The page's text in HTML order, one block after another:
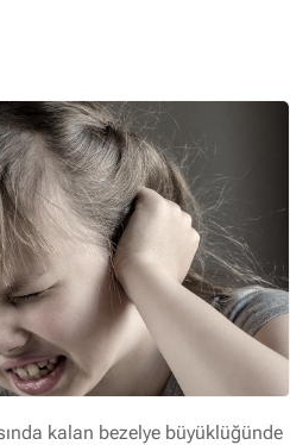
kalan bezelye büyüklüğünde